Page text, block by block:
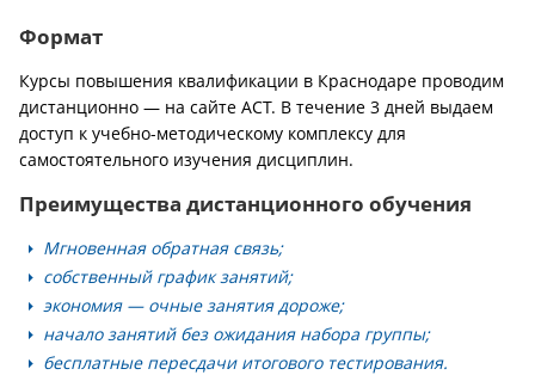
Формат
Курсы повышения квалификации в Краснодаре проводим
дистанционно — на сайте АСТ. В течение 3 дней выдаем
доступ к учебно-методическому комплексу для
самостоятельного изучения дисциплин.
Преимущества дистанционного обучения
Мгновенная обратная связь;
собственный график занятий;
экономия — очные занятия дороже;
начало занятий без ожидания набора группы;
бесплатные пересдачи итогового тестирования.